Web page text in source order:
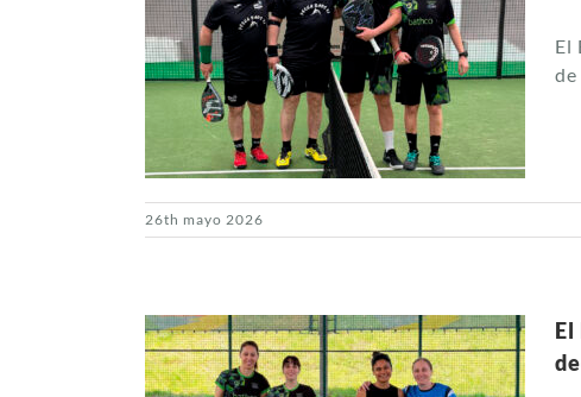
El
26th mayo 2026